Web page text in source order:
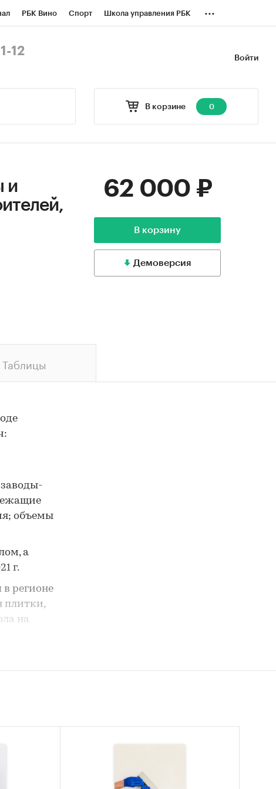
РБК Вино Спорт Школа управления РБК ...
Войти
12
В корзине 0
и
62 000 ₽
В корзину
Демоверсия
Таблицы
заводы-
объемы
а
г.
регионе
плитки,
на
в целом,
и 2